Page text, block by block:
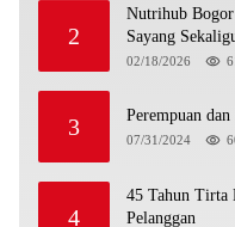
2
Nutrihub
Sayang Sekaligus
Porang Golden
02/18/2026
3 Perempuan
07/31/2024
4
45 Tahun Tirta
Pelanggan